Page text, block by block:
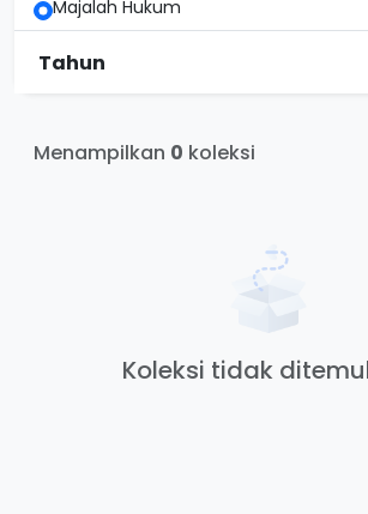
Majalah Hukum
Tahun
Menampilkan 0 koleksi
Koleksi tidak